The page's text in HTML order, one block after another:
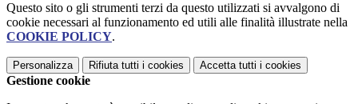
Questo sito o gli strumenti terzi da questo utilizzati si avvalgono di
cookie necessari al funzionamento ed utili alle finalità illustrate nella
COOKIE POLICY.
Personalizza Rifiuta tutti i cookies Accetta tutti i cookies
Gestione cookie